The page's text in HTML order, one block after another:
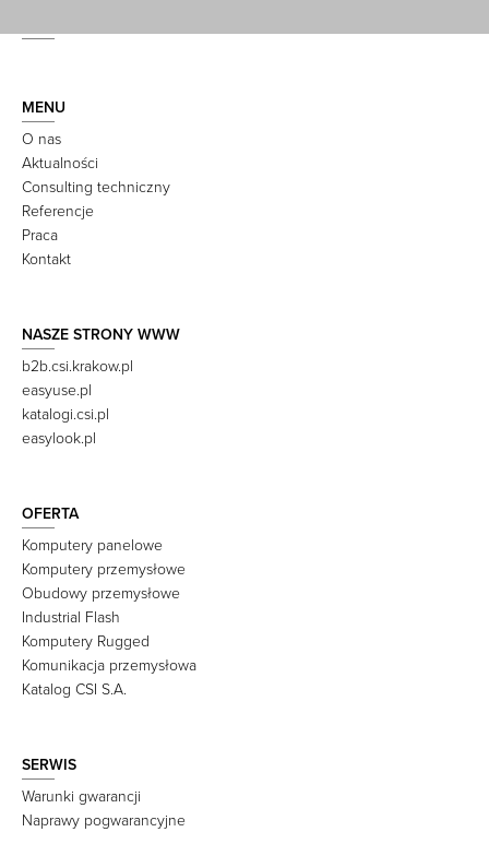
MENU
O nas
Aktualności
Consulting techniczny
Referencje
Praca
Kontakt
NASZE STRONY WWW
b2b.csi.krakow.pl
easyuse.pl
katalogi.csi.pl
easylook.pl
OFERTA
Komputery panelowe
Komputery przemysłowe
Obudowy przemysłowe
Industrial Flash
Komputery Rugged
Komunikacja przemysłowa
Katalog CSI S.A.
SERWIS
Warunki gwarancji
Naprawy pogwarancyjne